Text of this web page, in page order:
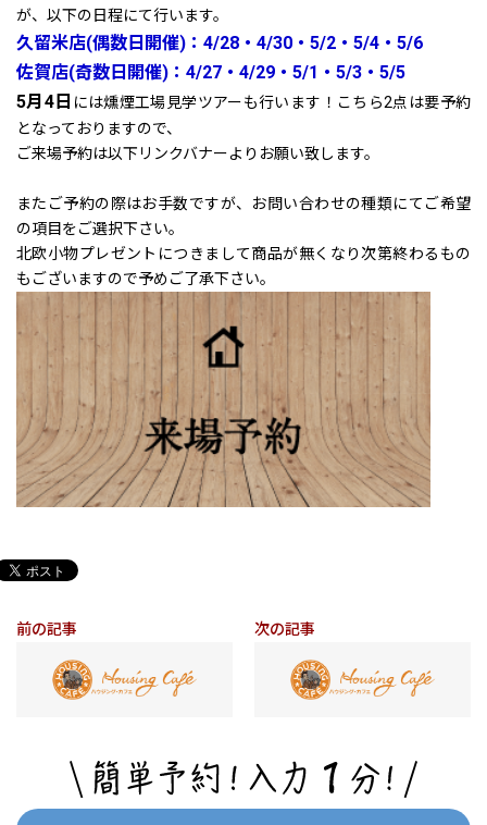
が、以下の日程にて行います。
久留米店(偶数日開催)：4/28・4/30・5/2・5/4・5/6
佐賀店(奇数日開催)：4/27・4/29・5/1・5/3・5/5
5月4日 には燻煙工場見学ツアーも行います！こちら2点は要予約
となっておりますので、
ご来場予約は以下リンクバナーよりお願い致します。
またご予約の際はお手数ですが、お問い合わせの種類にてご希望
の項目をご選択下さい。
北欧小物プレゼントにつきまして商品が無くなり次第終わるもの
もございますので予めご了承下さい。
前の記事 次の記事